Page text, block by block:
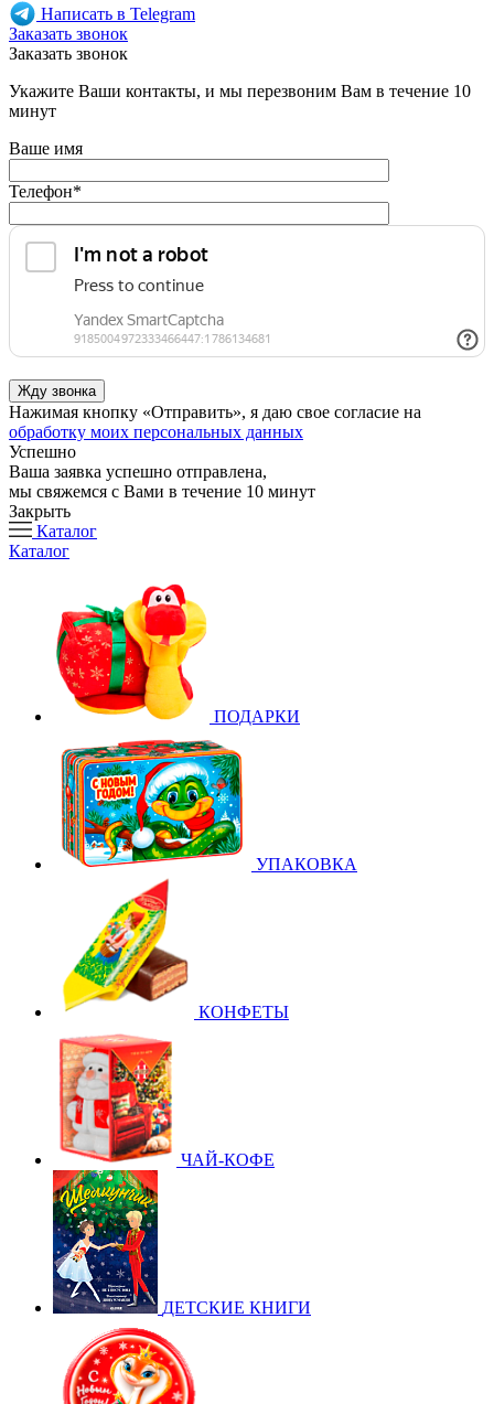
Написать в Telegram
Заказать звонок
Заказать звонок
Укажите Ваши контакты, и мы перезвоним Вам в течение 10
минут
Ваше имя
Телефон*
Нажимая кнопку «Отправить», я даю свое согласие на
обработку моих персональных данных
Успешно
Ваша заявка успешно отправлена,
мы свяжемся с Вами в течение 10 минут
Закрыть
Каталог
Каталог
ПОДАРКИ
УПАКОВКА
КОНФЕТЫ
ЧАЙ-КОФЕ
ДЕТСКИЕ КНИГИ